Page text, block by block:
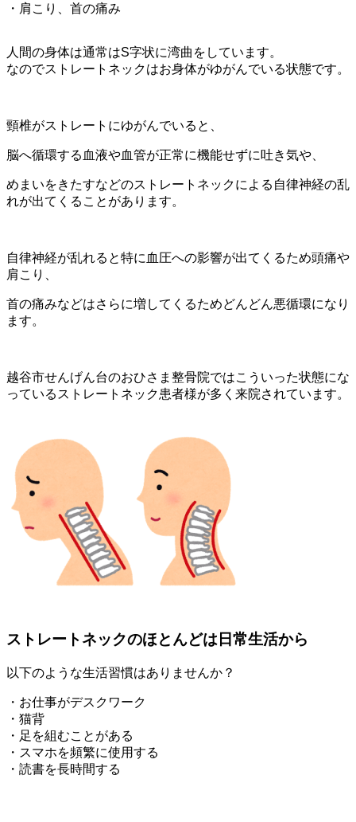
・肩こり、首の痛み
人間の身体は通常はS字状に湾曲をしています。
なのでストレートネックはお身体がゆがんでいる状態です。
頸椎がストレートにゆがんでいると、
脳へ循環する血液や血管が正常に機能せずに吐き気や、
めまいをきたすなどのストレートネックによる自律神経の乱
れが出てくることがあります。
自律神経が乱れると特に血圧への影響が出てくるため頭痛や
肩こり、
首の痛みなどはさらに増してくるためどんどん悪循環になり
ます。
越谷市せんげん台のおひさま整骨院ではこういった状態にな
っているストレートネック患者様が多く来院されています。
ストレートネックのほとんどは日常生活から
以下のような生活習慣はありませんか？
・お仕事がデスクワーク
・猫背
・足を組むことがある
・スマホを頻繁に使用する
・読書を長時間する